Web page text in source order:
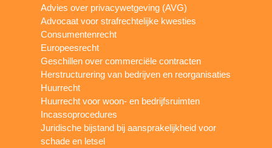
Advies over privacywetgeving (AVG)
Advocaat voor strafrechtelijke kwesties
Consumentenrecht
Europeesrecht
Geschillen over commerciële contracten
Herstructurering van bedrijven en reorganisaties
Huurrecht
Huurrecht voor woon- en bedrijfsruimten
Incassoprocedures
Juridische bijstand bij aansprakelijkheid voor
schade en letsel